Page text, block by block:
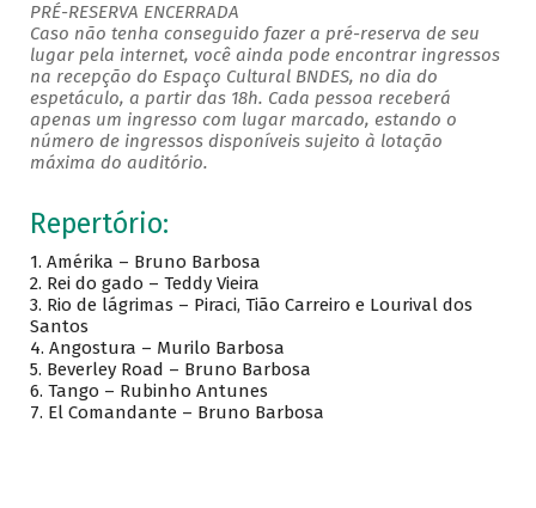
PRÉ-RESERVA ENCERRADA
Caso não tenha conseguido fazer a pré-reserva de seu
lugar pela internet, você ainda pode encontrar ingressos
na recepção do Espaço Cultural BNDES, no dia do
espetáculo, a partir das 18h. Cada pessoa receberá
apenas um ingresso com lugar marcado, estando o
número de ingressos disponíveis sujeito à lotação
máxima do auditório.
Repertório:
1. Amérika – Bruno Barbosa
2. Rei do gado – Teddy Vieira
3. Rio de lágrimas – Piraci, Tião Carreiro e Lourival dos
Santos
4. Angostura – Murilo Barbosa
5. Beverley Road – Bruno Barbosa
6. Tango – Rubinho Antunes
7. El Comandante – Bruno Barbosa